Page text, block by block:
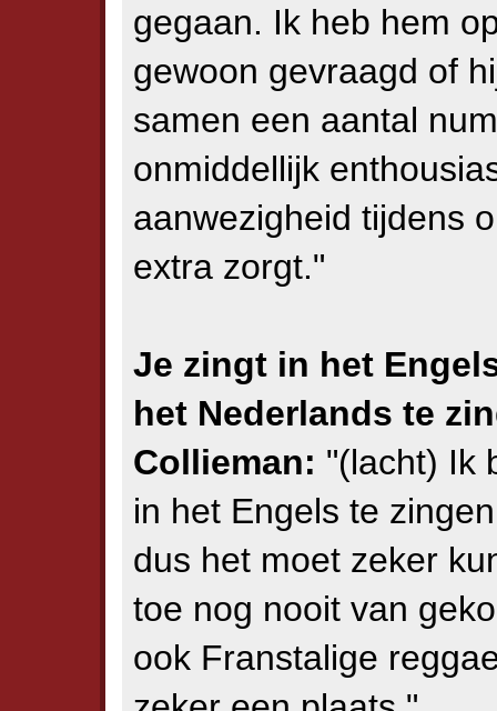
gegaan. Ik heb hem
gewoon gevraagd of
samen een aantal
onmiddellijk
aanwezigheid tijdens
extra zorgt."
Je zingt in het
het Nederlands te
Collieman: "(lacht) Ik
in het Engels te
dus het moet zeker
toe nog nooit van
ook Franstalige